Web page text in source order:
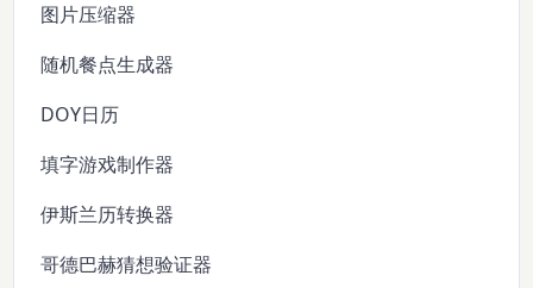
图片压缩器
随机餐点生成器
DOY日历
填字游戏制作器
伊斯兰历转换器
哥德巴赫猜想验证器